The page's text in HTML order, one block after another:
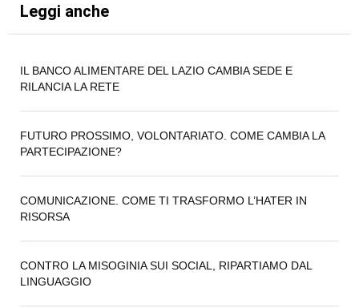
Leggi anche
IL BANCO ALIMENTARE DEL LAZIO CAMBIA SEDE E
RILANCIA LA RETE
FUTURO PROSSIMO, VOLONTARIATO. COME CAMBIA LA
PARTECIPAZIONE?
COMUNICAZIONE. COME TI TRASFORMO L’HATER IN
RISORSA
CONTRO LA MISOGINIA SUI SOCIAL, RIPARTIAMO DAL
LINGUAGGIO